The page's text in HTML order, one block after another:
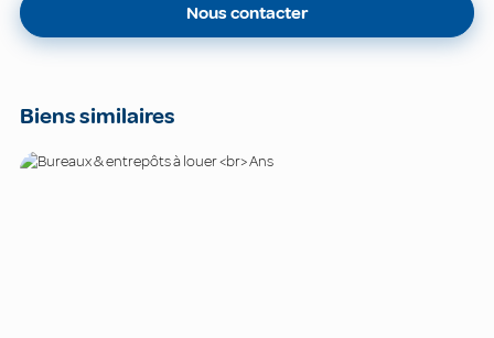
Nous contacter
Biens similaires